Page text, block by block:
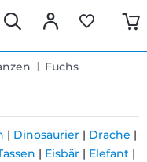
Fuchs
| Dinosaurier | Drache |
| Eisbär | Elefant |